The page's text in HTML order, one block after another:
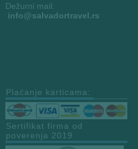
Dežurni mail:
info@salvadortravel.rs
Plaćanje karticama:
Sertifikat firma od
poverenja 2019